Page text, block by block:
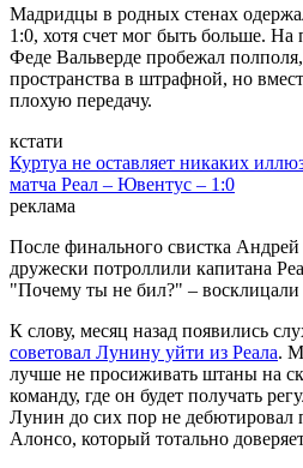
Мадридцы в родных стенах
1:0, хотя счет мог быть больше. На
Феде Вальверде пробежал
пространства в штрафной, но
плохую передачу.
кстати
Куртуа не оставляет никаких
матча Реал – Ювентус – 1:0
реклама
После финального свистка
дружески потроллили капитана
"Почему ты не бил?" – восклицали
К слову, месяц назад появились
советовал Лунину уйти из Реала.
лучше не просиживать штаны на
команду, где он будет получать
Лунин до сих пор не дебютировал
Алонсо, который тотально